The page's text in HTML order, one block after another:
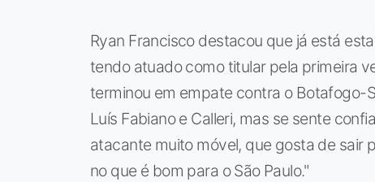
Ryan Francisco destacou que já está
tendo atuado como titular pela primeira
terminou em empate contra o Botafogo-
Luís Fabiano e Calleri, mas se sente
atacante muito móvel, que gosta de sair
no que é bom para o São Paulo."